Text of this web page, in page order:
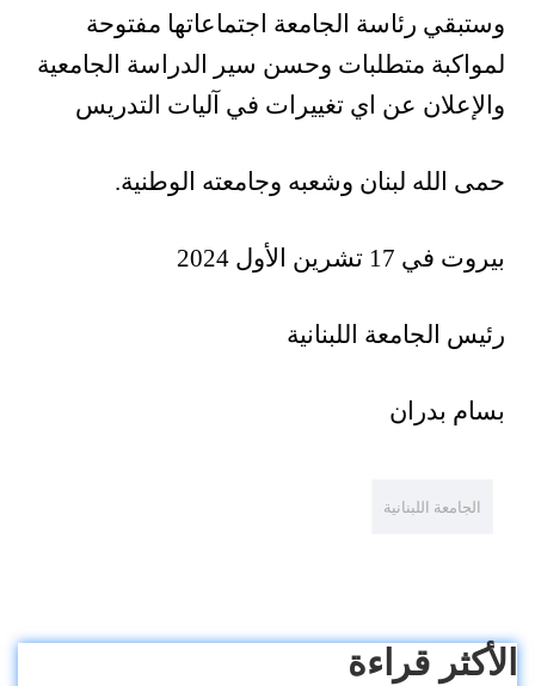
وستبقي رئاسة الجامعة اجتماعاتها مفتوحة
لمواكبة متطلبات وحسن سير الدراسة الجامعية
والإعلان عن اي تغييرات في آليات التدريس
حمى الله لبنان وشعبه وجامعته الوطنية.
بيروت في 17 تشرين الأول 2024
رئيس الجامعة اللبنانية
بسام بدران
الجامعة اللبنانية
الأكثر قراءة